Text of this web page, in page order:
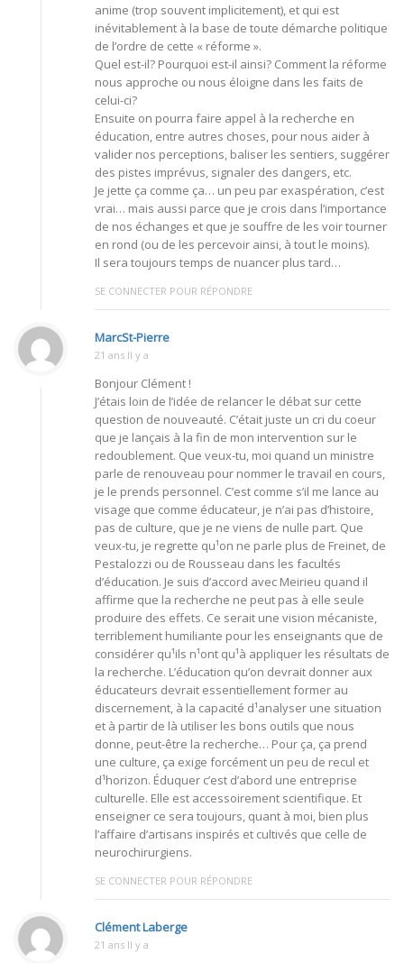
anime (trop souvent implicitement), et qui est
inévitablement à la base de toute démarche politique
de l’ordre de cette « réforme ».
Quel est-il? Pourquoi est-il ainsi? Comment la réforme
nous approche ou nous éloigne dans les faits de
celui-ci?
Ensuite on pourra faire appel à la recherche en
éducation, entre autres choses, pour nous aider à
valider nos perceptions, baliser les sentiers, suggérer
des pistes imprévus, signaler des dangers, etc.
Je jette ça comme ça… un peu par exaspération, c’est
vrai… mais aussi parce que je crois dans l’importance
de nos échanges et que je souffre de les voir tourner
en rond (ou de les percevoir ainsi, à tout le moins).
Il sera toujours temps de nuancer plus tard…
SE CONNECTER POUR RÉPONDRE
MarcSt-Pierre
21 ans Il y a
Bonjour Clément !
J’étais loin de l’idée de relancer le débat sur cette
question de nouveauté. C’était juste un cri du coeur
que je lançais à la fin de mon intervention sur le
redoublement. Que veux-tu, moi quand un ministre
parle de renouveau pour nommer le travail en cours,
je le prends personnel. C’est comme s’il me lance au
visage que comme éducateur, je n’ai pas d’histoire,
pas de culture, que je ne viens de nulle part. Que
veux-tu, je regrette qu¹on ne parle plus de Freinet, de
Pestalozzi ou de Rousseau dans les facultés
d’éducation. Je suis d’accord avec Meirieu quand il
affirme que la recherche ne peut pas à elle seule
produire des effets. Ce serait une vision mécaniste,
terriblement humiliante pour les enseignants que de
considérer qu¹ils n¹ont qu¹à appliquer les résultats de
la recherche. L’éducation qu’on devrait donner aux
éducateurs devrait essentiellement former au
discernement, à la capacité d¹analyser une situation
et à partir de là utiliser les bons outils que nous
donne, peut-être la recherche… Pour ça, ça prend
une culture, ça exige forcément un peu de recul et
d¹horizon. Éduquer c’est d’abord une entreprise
culturelle. Elle est accessoirement scientifique. Et
enseigner ce sera toujours, quant à moi, bien plus
l’affaire d’artisans inspirés et cultivés que celle de
neurochirurgiens.
SE CONNECTER POUR RÉPONDRE
Clément Laberge
21 ans Il y a